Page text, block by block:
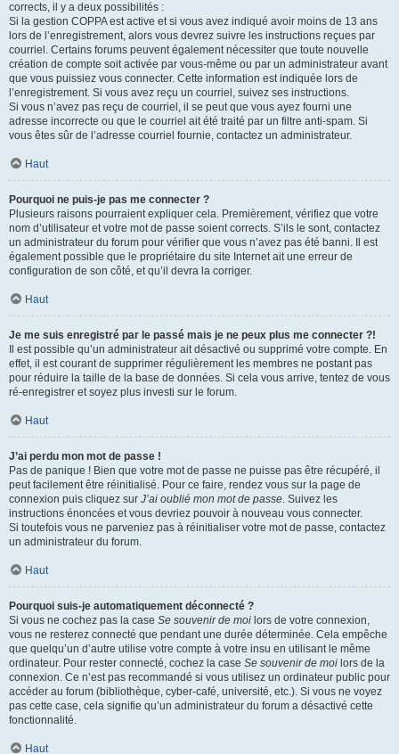
corrects, il y a deux possibilités :
Si la gestion COPPA est active et si vous avez indiqué avoir moins de 13 ans
lors de l’enregistrement, alors vous devrez suivre les instructions reçues par
courriel. Certains forums peuvent également nécessiter que toute nouvelle
création de compte soit activée par vous-même ou par un administrateur avant
que vous puissiez vous connecter. Cette information est indiquée lors de
l’enregistrement. Si vous avez reçu un courriel, suivez ses instructions.
Si vous n’avez pas reçu de courriel, il se peut que vous ayez fourni une
adresse incorrecte ou que le courriel ait été traité par un filtre anti-spam. Si
vous êtes sûr de l’adresse courriel fournie, contactez un administrateur.
Haut
Pourquoi ne puis-je pas me connecter ?
Plusieurs raisons pourraient expliquer cela. Premièrement, vérifiez que votre
nom d’utilisateur et votre mot de passe soient corrects. S’ils le sont, contactez
un administrateur du forum pour vérifier que vous n’avez pas été banni. Il est
également possible que le propriétaire du site Internet ait une erreur de
configuration de son côté, et qu’il devra la corriger.
Haut
Je me suis enregistré par le passé mais je ne peux plus me connecter ?!
Il est possible qu’un administrateur ait désactivé ou supprimé votre compte. En
effet, il est courant de supprimer régulièrement les membres ne postant pas
pour réduire la taille de la base de données. Si cela vous arrive, tentez de vous
ré-enregistrer et soyez plus investi sur le forum.
Haut
J’ai perdu mon mot de passe !
Pas de panique ! Bien que votre mot de passe ne puisse pas être récupéré, il
peut facilement être réinitialisé. Pour ce faire, rendez vous sur la page de
connexion puis cliquez sur J’ai oublié mon mot de passe. Suivez les
instructions énoncées et vous devriez pouvoir à nouveau vous connecter.
Si toutefois vous ne parveniez pas à réinitialiser votre mot de passe, contactez
un administrateur du forum.
Haut
Pourquoi suis-je automatiquement déconnecté ?
Si vous ne cochez pas la case Se souvenir de moi lors de votre connexion,
vous ne resterez connecté que pendant une durée déterminée. Cela empêche
que quelqu’un d’autre utilise votre compte à votre insu en utilisant le même
ordinateur. Pour rester connecté, cochez la case Se souvenir de moi lors de la
connexion. Ce n’est pas recommandé si vous utilisez un ordinateur public pour
accéder au forum (bibliothèque, cyber-café, université, etc.). Si vous ne voyez
pas cette case, cela signifie qu’un administrateur du forum a désactivé cette
fonctionnalité.
Haut